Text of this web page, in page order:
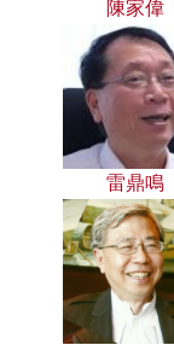
陳家偉
雷鼎鳴